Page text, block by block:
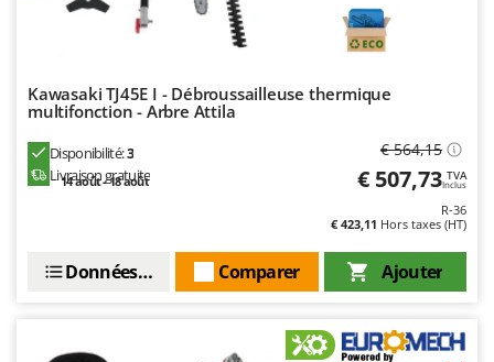
Kawasaki TJ45E I - Débroussailleuse thermique
multifonction - Arbre Attila
Disponibilité:3
Livraison gratuite
14 août - 18 août
€ 564,15
€ 507,73 TVA
Inclus
R-36
€ 423,11 Hors taxes (HT)
Ajouter
Comparer
Données techniques